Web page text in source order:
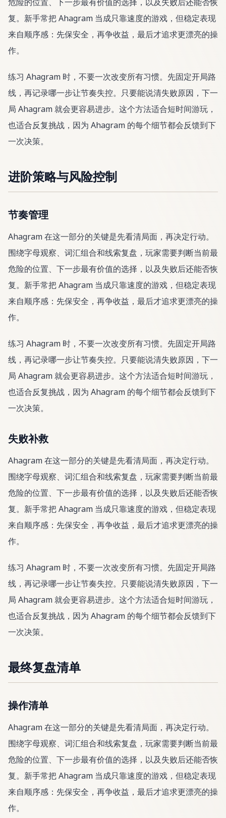
复。新手常把 Ahagram 当成只靠速度的游戏，但稳定表现
来自顺序感：先保安全，再争收益，最后才追求更漂亮的操
作。
练习 Ahagram 时，不要一次改变所有习惯。先固定开局路
线，再记录哪一步让节奏失控。只要能说清失败原因，下一
局 Ahagram 就会更容易进步。这个方法适合短时间游玩，
也适合反复挑战，因为 Ahagram 的每个细节都会反馈到下
一次决策。
进阶策略与风险控制
节奏管理
Ahagram 在这一部分的关键是先看清局面，再决定行动。
围绕字母观察、词汇组合和线索复盘，玩家需要判断当前最
危险的位置、下一步最有价值的选择，以及失败后还能否恢
复。新手常把 Ahagram 当成只靠速度的游戏，但稳定表现
来自顺序感：先保安全，再争收益，最后才追求更漂亮的操
作。
练习 Ahagram 时，不要一次改变所有习惯。先固定开局路
线，再记录哪一步让节奏失控。只要能说清失败原因，下一
局 Ahagram 就会更容易进步。这个方法适合短时间游玩，
也适合反复挑战，因为 Ahagram 的每个细节都会反馈到下
一次决策。
失败补救
Ahagram 在这一部分的关键是先看清局面，再决定行动。
围绕字母观察、词汇组合和线索复盘，玩家需要判断当前最
危险的位置、下一步最有价值的选择，以及失败后还能否恢
复。新手常把 Ahagram 当成只靠速度的游戏，但稳定表现
来自顺序感：先保安全，再争收益，最后才追求更漂亮的操
作。
练习 Ahagram 时，不要一次改变所有习惯。先固定开局路
线，再记录哪一步让节奏失控。只要能说清失败原因，下一
局 Ahagram 就会更容易进步。这个方法适合短时间游玩，
也适合反复挑战，因为 Ahagram 的每个细节都会反馈到下
一次决策。
最终复盘清单
操作清单
Ahagram 在这一部分的关键是先看清局面，再决定行动。
围绕字母观察、词汇组合和线索复盘，玩家需要判断当前最
危险的位置、下一步最有价值的选择，以及失败后还能否恢
复。新手常把 Ahagram 当成只靠速度的游戏，但稳定表现
来自顺序感：先保安全，再争收益，最后才追求更漂亮的操
作。